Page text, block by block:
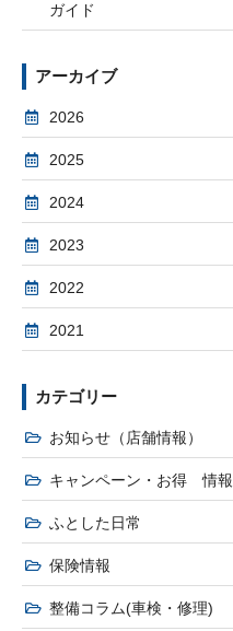
ガイド
アーカイブ
2026
2025
2024
2023
2022
2021
カテゴリー
お知らせ（店舗情報）
キャンペーン・お得 情報
ふとした日常
保険情報
整備コラム(車検・修理)